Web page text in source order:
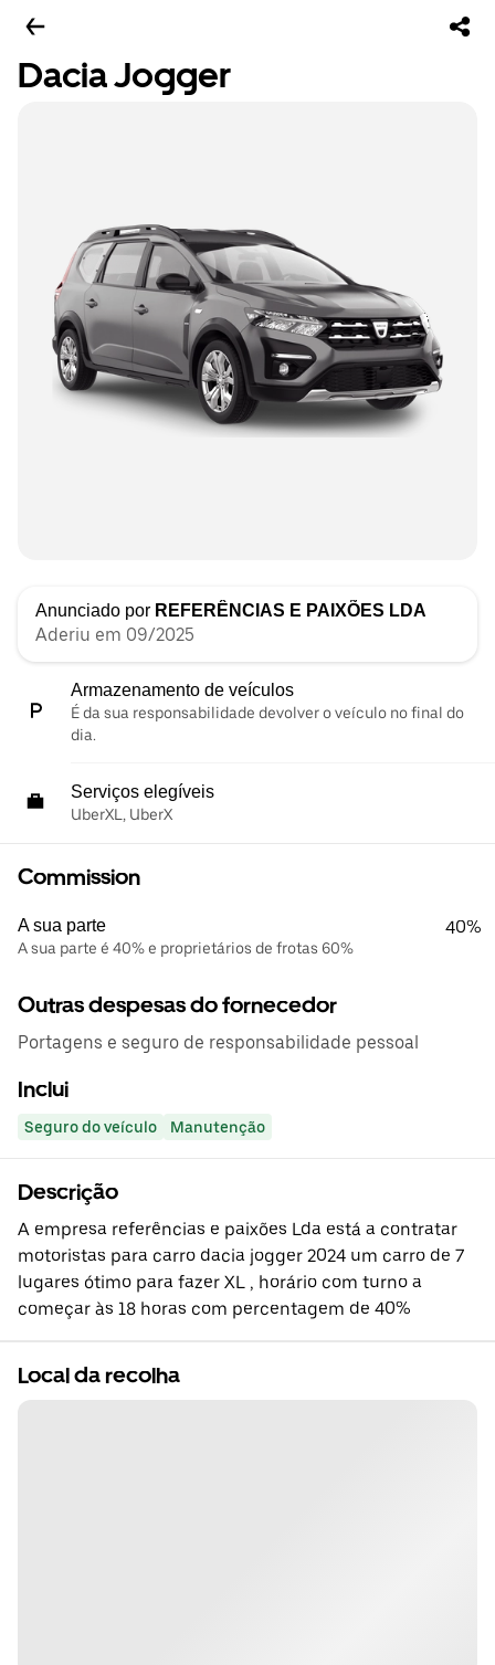
Dacia Jogger
Anunciado por REFERÊNCIAS E PAIXÕES LDA
Aderiu em 09/2025
Armazenamento de veículos
É da sua responsabilidade devolver o veículo no final do
dia.
Serviços elegíveis
UberXL, UberX
Commission
A sua parte
A sua parte é 40% e proprietários de frotas 60%
40%
Outras despesas do fornecedor
Portagens e seguro de responsabilidade pessoal
Inclui
Seguro do veículo Manutenção
Descrição
A empresa referências e paixões Lda está a contratar
motoristas para carro dacia jogger 2024 um carro de 7
lugares ótimo para fazer XL , horário com turno a
começar às 18 horas com percentagem de 40%
Local da recolha